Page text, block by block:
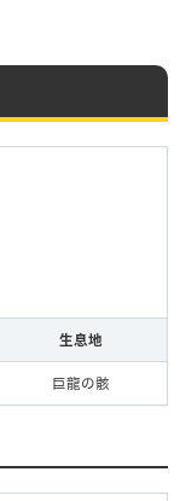
生息地
巨龍の骸